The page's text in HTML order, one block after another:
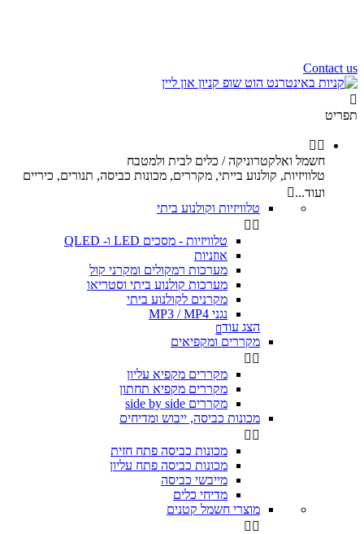
Contact us

תפריט
 
חשמל ואלקטרוניקה / כלים לבית ולמטבח
טלוויזיות, קולנוע בייתי, מקררים, מכונות כביסה, תנורים, כיריים
ועוד...
טלוויזיות וקולנוע ביתי
 
טלוויזיות - מסכים LED ו- QLED
אוזניות
מערכות רמקולים ומקרני קול
מערכות קולנוע ביתי וסטריאו
מקרנים לקולנוע ביתי
נגני MP3 / MP4
הצג עוד
מקררים ומקפיאים
 
מקררים מקפיא עליון
מקררים מקפיא תחתון
מקררים side by side
מכונות כביסה, ייבוש ומדיחים
 
מכונות כביסה פתח חזית
מכונות כביסה פתח עליון
מייבשי כביסה
מדיחי כלים
מוצרי חשמל קטנים
 